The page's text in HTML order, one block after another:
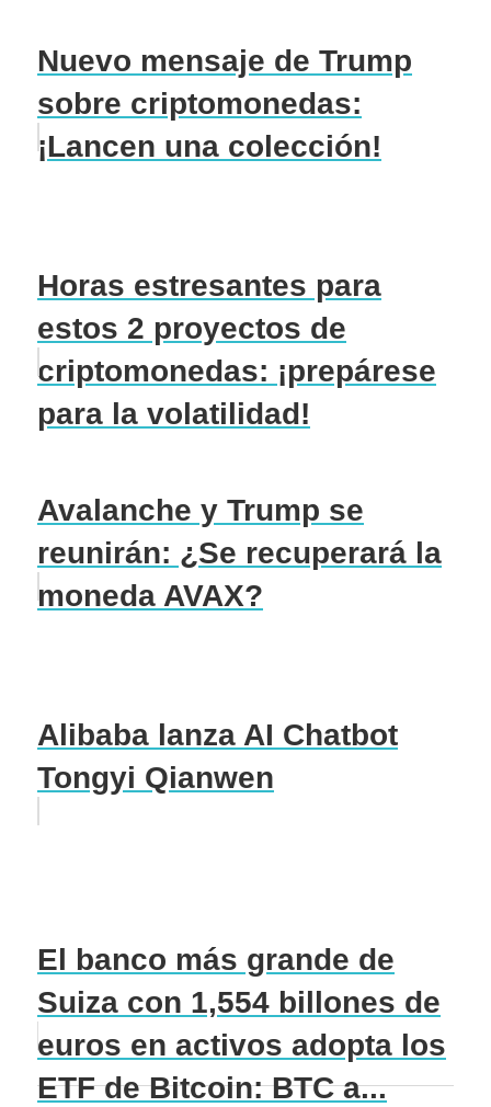
Nuevo mensaje de Trump
sobre criptomonedas:
¡Lancen una colección!
Horas estresantes para
estos 2 proyectos de
criptomonedas: ¡prepárese
para la volatilidad!
Avalanche y Trump se
reunirán: ¿Se recuperará la
moneda AVAX?
Alibaba lanza AI Chatbot
Tongyi Qianwen
El banco más grande de
Suiza con 1,554 billones de
euros en activos adopta los
ETF de Bitcoin: BTC a...